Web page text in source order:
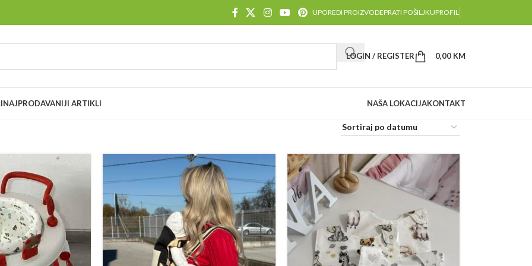
UPOREDI PROIZVODEPRATI POŠILJKUPROFIL
LOGIN / REGISTER 0,00 KM
NAJPRODAVANIJI ARTIKLI NAŠA LOKACIJAKONTAKT